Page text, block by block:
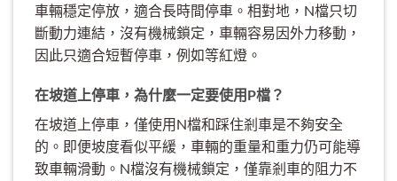
車輛穩定停放，適合長時間停車。相對地，N檔只切
斷動力連結，沒有機械鎖定，車輛容易因外力移動，
因此只適合短暫停車，例如等紅燈。
在坡道上停車，為什麼一定要使用P檔？
在坡道上停車，僅使用N檔和踩住剎車是不夠安全
的。即便坡度看似平緩，車輛的重量和重力仍可能導
致車輛滑動。N檔沒有機械鎖定，僅靠剎車的阻力不